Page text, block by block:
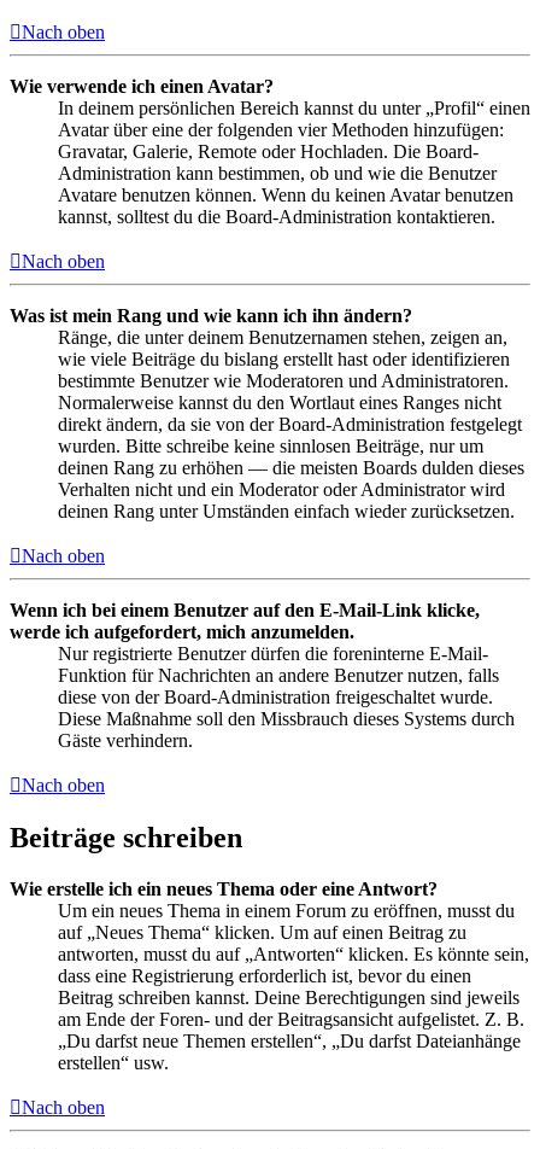
Nach oben
Wie verwende ich einen Avatar?
In deinem persönlichen Bereich kannst du unter „Profil“ einen
Avatar über eine der folgenden vier Methoden hinzufügen:
Gravatar, Galerie, Remote oder Hochladen. Die Board-
Administration kann bestimmen, ob und wie die Benutzer
Avatare benutzen können. Wenn du keinen Avatar benutzen
kannst, solltest du die Board-Administration kontaktieren.
Nach oben
Was ist mein Rang und wie kann ich ihn ändern?
Ränge, die unter deinem Benutzernamen stehen, zeigen an,
wie viele Beiträge du bislang erstellt hast oder identifizieren
bestimmte Benutzer wie Moderatoren und Administratoren.
Normalerweise kannst du den Wortlaut eines Ranges nicht
direkt ändern, da sie von der Board-Administration festgelegt
wurden. Bitte schreibe keine sinnlosen Beiträge, nur um
deinen Rang zu erhöhen — die meisten Boards dulden dieses
Verhalten nicht und ein Moderator oder Administrator wird
deinen Rang unter Umständen einfach wieder zurücksetzen.
Nach oben
Wenn ich bei einem Benutzer auf den E-Mail-Link klicke,
werde ich aufgefordert, mich anzumelden.
Nur registrierte Benutzer dürfen die foreninterne E-Mail-
Funktion für Nachrichten an andere Benutzer nutzen, falls
diese von der Board-Administration freigeschaltet wurde.
Diese Maßnahme soll den Missbrauch dieses Systems durch
Gäste verhindern.
Nach oben
Beiträge schreiben
Wie erstelle ich ein neues Thema oder eine Antwort?
Um ein neues Thema in einem Forum zu eröffnen, musst du
auf „Neues Thema“ klicken. Um auf einen Beitrag zu
antworten, musst du auf „Antworten“ klicken. Es könnte sein,
dass eine Registrierung erforderlich ist, bevor du einen
Beitrag schreiben kannst. Deine Berechtigungen sind jeweils
am Ende der Foren- und der Beitragsansicht aufgelistet. Z. B.
„Du darfst neue Themen erstellen“, „Du darfst Dateianhänge
erstellen“ usw.
Nach oben